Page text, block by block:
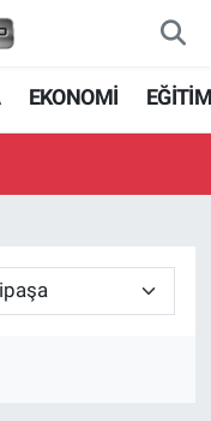
EKONOMİ